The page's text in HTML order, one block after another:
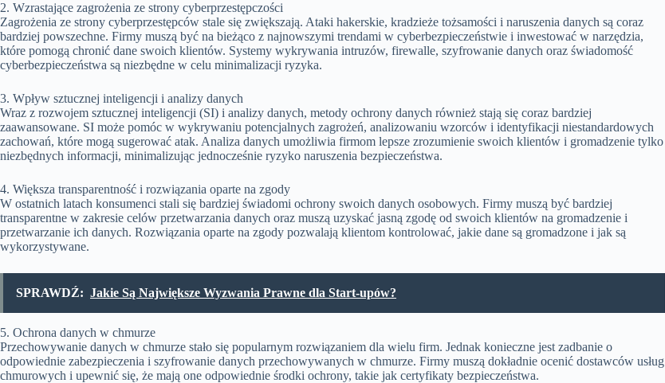
2. Wzrastające zagrożenia ze strony cyberprzestępczości
Zagrożenia ze strony cyberprzestępców stale się zwiększają. Ataki hakerskie, kradzieże tożsamości i naruszenia danych są coraz
bardziej powszechne. Firmy muszą być na bieżąco z najnowszymi trendami w cyberbezpieczeństwie i inwestować w narzędzia,
które pomogą chronić dane swoich klientów. Systemy wykrywania intruzów, firewalle, szyfrowanie danych oraz świadomość
cyberbezpieczeństwa są niezbędne w celu minimalizacji ryzyka.
3. Wpływ sztucznej inteligencji i analizy danych
Wraz z rozwojem sztucznej inteligencji (SI) i analizy danych, metody ochrony danych również stają się coraz bardziej
zaawansowane. SI może pomóc w wykrywaniu potencjalnych zagrożeń, analizowaniu wzorców i identyfikacji niestandardowych
zachowań, które mogą sugerować atak. Analiza danych umożliwia firmom lepsze zrozumienie swoich klientów i gromadzenie tylko
niezbędnych informacji, minimalizując jednocześnie ryzyko naruszenia bezpieczeństwa.
4. Większa transparentność i rozwiązania oparte na zgody
W ostatnich latach konsumenci stali się bardziej świadomi ochrony swoich danych osobowych. Firmy muszą być bardziej
transparentne w zakresie celów przetwarzania danych oraz muszą uzyskać jasną zgodę od swoich klientów na gromadzenie i
przetwarzanie ich danych. Rozwiązania oparte na zgody pozwalają klientom kontrolować, jakie dane są gromadzone i jak są
wykorzystywane.
SPRAWDŹ: Jakie Są Największe Wyzwania Prawne dla Start-upów?
5. Ochrona danych w chmurze
Przechowywanie danych w chmurze stało się popularnym rozwiązaniem dla wielu firm. Jednak konieczne jest zadbanie o
odpowiednie zabezpieczenia i szyfrowanie danych przechowywanych w chmurze. Firmy muszą dokładnie ocenić dostawców usług
chmurowych i upewnić się, że mają one odpowiednie środki ochrony, takie jak certyfikaty bezpieczeństwa.